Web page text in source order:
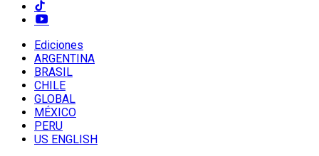
Ediciones
ARGENTINA
BRASIL
CHILE
GLOBAL
MÉXICO
PERU
US ENGLISH